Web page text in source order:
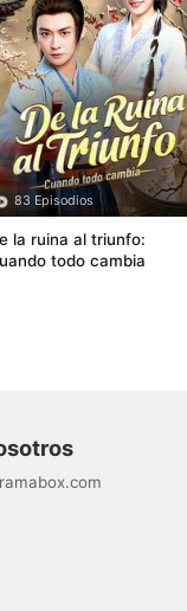
83 Episodios
la ruina al triunfo:
todo cambia